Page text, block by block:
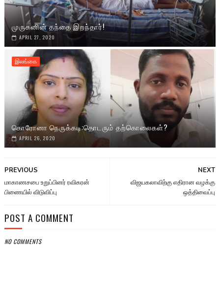
முருகனின் தந்தை இறந்தார்!
APRIL 27, 2020
இலங்கை
கொரோனா நெருக்கடி:தொடரும் தற்கொலைகள்?
APRIL 26, 2020
NEXT
விஜயகலாவிற்கு எதிரான வழக்கு
ஒத்திவைப்பு
PREVIOUS
மாகாணசபை உறுப்பினர் ரவிகரன்
பிணையில் விடுவிப்பு
POST A COMMENT
NO COMMENTS